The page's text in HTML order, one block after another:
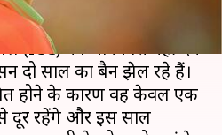
संपर्क के बारे में
(ICC) को जानकारी नहीं देने
दो साल का बैन झेल रहे हैं।
होने के कारण वह केवल एक
दूर रहेंगे और इस साल